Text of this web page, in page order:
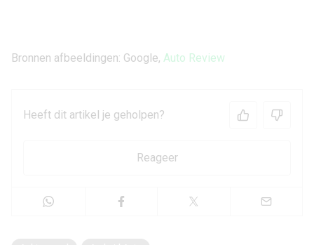
Bronnen afbeeldingen: Google, Auto Review
Heeft dit artikel je geholpen?
Reageer